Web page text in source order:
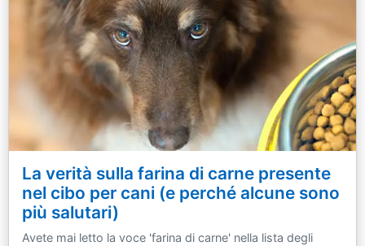
La verità sulla farina di carne presente
nel cibo per cani (e perché alcune sono
più salutari)
Avete mai letto la voce 'farina di carne' nella lista degli